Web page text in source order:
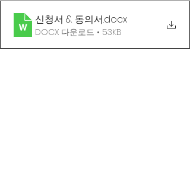
신청서 & 동의서.docx
DOCX 다운로드 • 53KB